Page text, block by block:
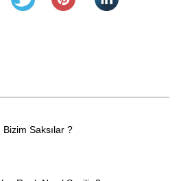
Bizim Saksılar ?
Müşteri Temsilcisi